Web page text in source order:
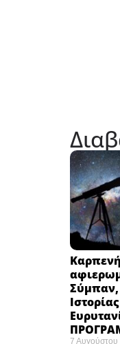
Σύμπαν,
7 Αυγούστου